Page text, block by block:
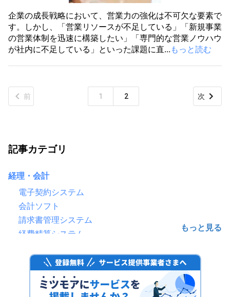
企業の成長戦略において、営業力の強化は不可欠な要素で
す。しかし、「営業リソースが不足している」「新規事業
の営業体制を迅速に構築したい」「専門的な営業ノウハウ
が社内に不足している」といった課題に直... もっと読む
前 1 2 次
記事カテゴリ
経理・会計
電子契約システム
会計ソフト
請求書管理システム
経費精算システム
電子帳簿保存システム
ファクタリングサービス
予算管理システム